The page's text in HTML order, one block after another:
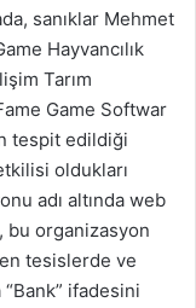
sanıklar Mehmet
Hayvancılık
Tarım
Game Softwar
tespit edildiği
oldukları
adı altında web
bu organizasyon
tesislerde ve
ifadesini